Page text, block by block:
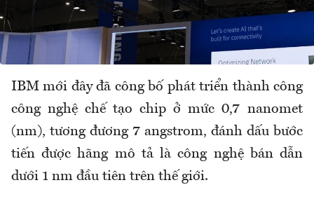
IBM mới đây đã công bố phát triển thành công
công nghệ chế tạo chip ở mức 0,7 nanomet
(nm), tương đương 7 angstrom, đánh dấu bước
tiến được hãng mô tả là công nghệ bán dẫn
dưới 1 nm đầu tiên trên thế giới.